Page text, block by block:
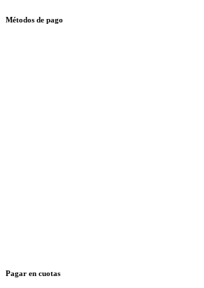
Métodos de pago
Pagar en cuotas